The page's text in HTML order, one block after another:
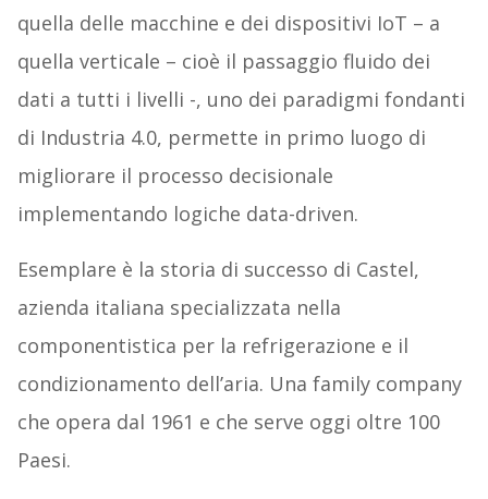
quella delle macchine e dei dispositivi IoT – a
quella verticale – cioè il passaggio fluido dei
dati a tutti i livelli -, uno dei paradigmi fondanti
di Industria 4.0, permette in primo luogo di
migliorare il processo decisionale
implementando logiche data-driven.
Esemplare è la storia di successo di Castel,
azienda italiana specializzata nella
componentistica per la refrigerazione e il
condizionamento dell’aria. Una family company
che opera dal 1961 e che serve oggi oltre 100
Paesi.